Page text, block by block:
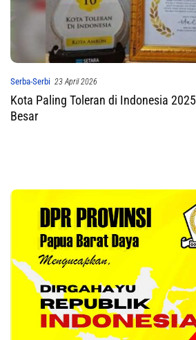
Serba-Serbi 23 April 2026
Kota Paling Toleran di Indonesia
Besar